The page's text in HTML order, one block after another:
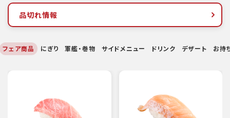
品切れ情報
フェア商品 にぎり 軍艦・巻物 サイドメニュー ドリンク デザート お持